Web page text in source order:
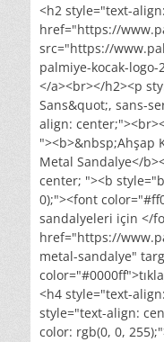
<h2 style="text-
href="https://
src="https://
palmiye-kocak-
</a><br></h2><p
Sans&quot;, sans-
align:
"><b>&nbsp;Ahşap
Metal Sandalye</
center; "><b
0);"><font
sandalyeleri için </
href="https://
metal-sandalye"
<h4 style="text-
style="text-align:
color: rgb(0, 0,